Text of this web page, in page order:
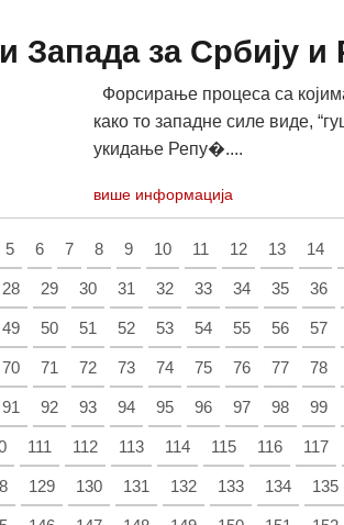
Запада за Србију и
Форсирање процеса са
како то западне силе виде,
укидање Репу�....
више информација
5 6 7 8 9 10 11 12 13 14
28 29 30 31 32 33 34 35 36
49 50 51 52 53 54 55 56 57
70 71 72 73 74 75 76 77 78
91 92 93 94 95 96 97 98 99
111 112 113 114 115 116 117
129 130 131 132 133 134 135